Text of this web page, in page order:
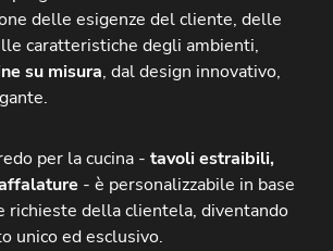
delle esigenze del cliente, delle
caratteristiche degli ambienti,
su misura, dal design innovativo,
per la cucina - tavoli estraibili,
- è personalizzabile in base
richieste della clientela, diventando
unico ed esclusivo.